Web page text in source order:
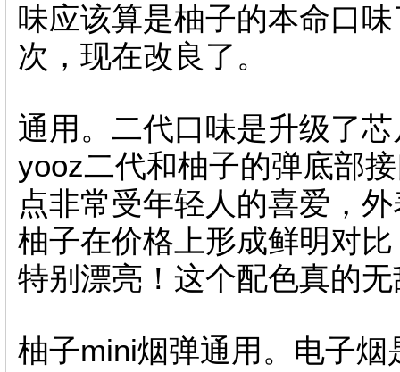
味应该算是柚子的本命口
次，现在改良了。
通用。二代口味是升级了
yooz二代和柚子的弹底部
点非常受年轻人的喜爱，
柚子在价格上形成鲜明对
特别漂亮！这个配色真的
柚子mini烟弹通用。电子